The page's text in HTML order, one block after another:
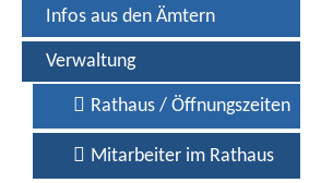
Infos aus den Ämtern
Verwaltung
Rathaus / Öffnungszeiten
Mitarbeiter im Rathaus